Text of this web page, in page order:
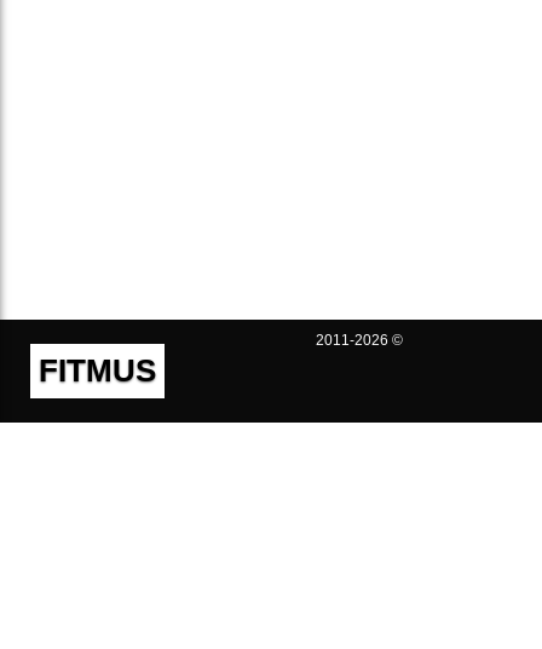
FITMUS
2011-2026 ©